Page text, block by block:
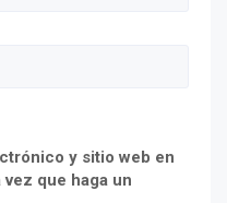
y sitio web en
que haga un